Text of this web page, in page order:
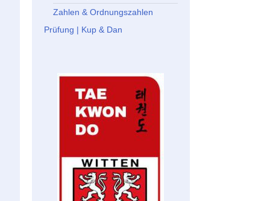
Zahlen & Ordnungszahlen
Prüfung | Kup & Dan